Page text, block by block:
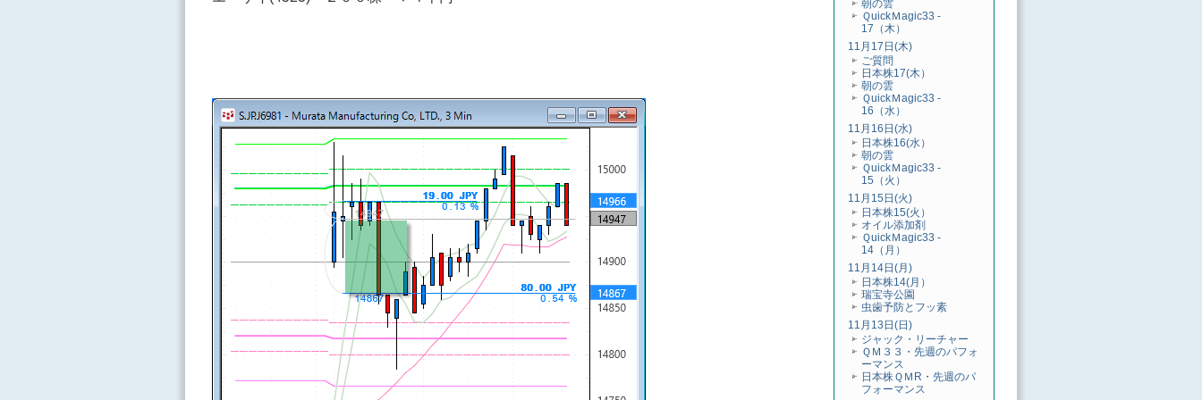
朝の雲
ＱuickＭagic33 -
17（木）
11月17日(木)
ご質問
日本株17(木）
朝の雲
ＱuickＭagic33 -
16（水）
11月16日(水)
日本株16(水）
朝の雲
ＱuickＭagic33 -
15（火）
11月15日(火)
日本株15(火）
オイル添加剤
ＱuickＭagic33 -
14（月）
11月14日(月)
日本株14(月）
瑞宝寺公園
虫歯予防とフッ素
11月13日(日)
ジャック・リーチャー
ＱＭ３３・先週のパフォ
ーマンス
日本株ＱＭR・先週のパ
フォーマンス